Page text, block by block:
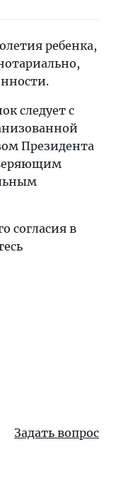
ребенка,
следует с
Президента
согласия в
Задать вопрос